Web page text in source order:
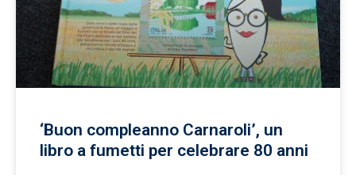
‘Buon compleanno Carnaroli’, un
libro a fumetti per celebrare 80 anni